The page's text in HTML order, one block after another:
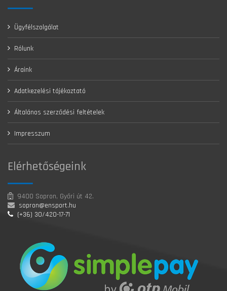
Ügyfélszolgálat
Rólunk
Áraink
Adatkezelési tájékoztató
Általános szerződési feltételek
Impresszum
Elérhetőségeink
9400 Sopron, Győri út 42.
sopron@ensport.hu
(+36) 30/420-17-71